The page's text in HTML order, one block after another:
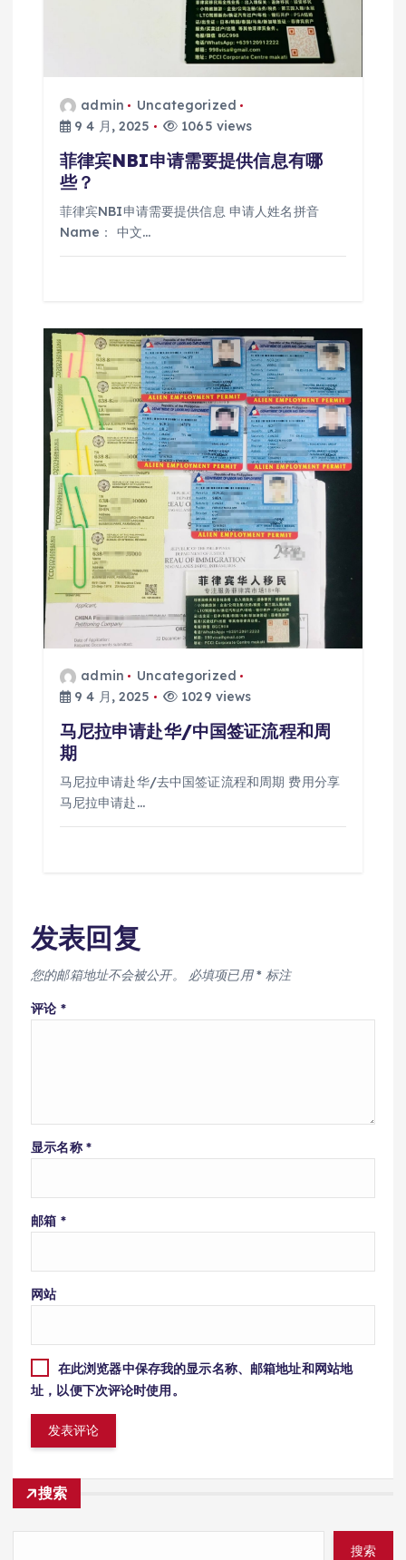
admin
Uncategorized
9 4 月, 2025
1065 views
菲律宾NBI申请需要提供信息有哪
些？
菲律宾NBI申请需要提供信息 申请人姓名拼音
Name： 中文…
admin
Uncategorized
9 4 月, 2025
1029 views
马尼拉申请赴华/中国签证流程和周
期
马尼拉申请赴华/去中国签证流程和周期 费用分享
马尼拉申请赴…
发表回复
您的邮箱地址不会被公开。 必填项已用* 标注
评论 *
显示名称 *
邮箱 *
网站
在此浏览器中保存我的显示名称、邮箱地址和网站地
址，以便下次评论时使用。
搜索
搜索